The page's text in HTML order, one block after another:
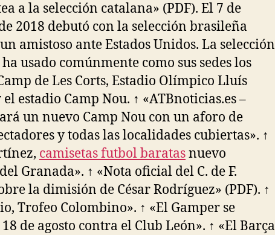
a la selección catalana» (PDF). El 7 de
2018 debutó con la selección brasileña
amistoso ante Estados Unidos. La selección
usado comúnmente como sus sedes los
de Les Corts, Estadio Olímpico Lluís
estadio Camp Nou. ↑ «ATBnoticias.es –
un nuevo Camp Nou con un aforo de
y todas las localidades cubiertas». ↑
camisetas futbol baratasnuevo
Granada». ↑ «Nota oficial del C. de F.
la dimisión de César Rodríguez» (PDF). ↑
Trofeo Colombino». ↑ «El Gamper se
de agosto contra el Club León». ↑ «El Barça